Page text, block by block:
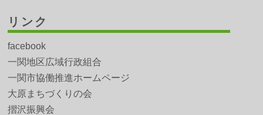
リンク
facebook
一関地区広域行政組合
一関市協働推進ホームページ
大原まちづくりの会
摺沢振興会